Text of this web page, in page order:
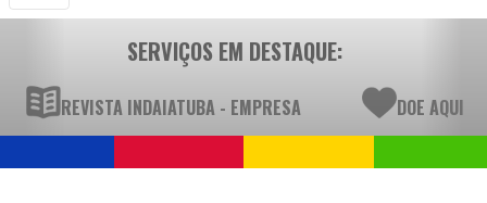
SERVIÇOS EM DESTAQUE:
REVISTA INDAIATUBA - EMPRESA DOE AQUI